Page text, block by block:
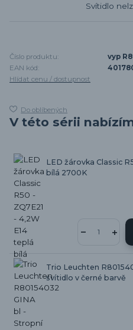
Svítidlo
Číslo produktu:
vyp
EAN kód:
Hlídat cenu / dostupnost
Do oblíbených
V této sérii
LED žárovka Classic
bílá 2700K
Trio Leuchten
svítidlo v černé barvě